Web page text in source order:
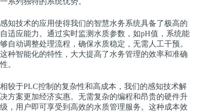
感知技术的应用使得我们的智慧水务系统具备了极高的
自适应能力。通过实时监测水质参数，如pH值，系统能
够自动调整处理流程，确保水质稳定，无需人工干预。
这种智能化的特性，大大提高了水务管理的效率和准确
性。
相较于PLC控制的复杂性和高成本，我们的感知技术解
决方案更加经济实惠。无需复杂的编程和昂贵的硬件升
级，用户即可享受到高效的水质管理服务。这种成本效